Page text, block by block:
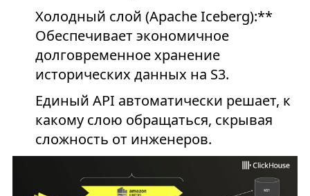
Холодный слой (Apache Iceberg):**
Обеспечивает экономичное
долговременное хранение
исторических данных на S3.
Единый API автоматически решает, к
какому слою обращаться, скрывая
сложность от инженеров.